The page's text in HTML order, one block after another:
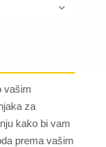
vašim
za
kako bi vam
prema vašim